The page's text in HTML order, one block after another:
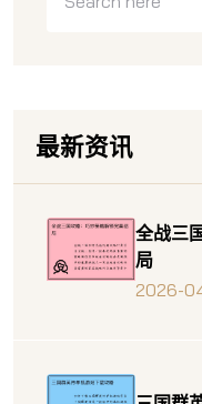
最新资讯
全战三
局
2026-